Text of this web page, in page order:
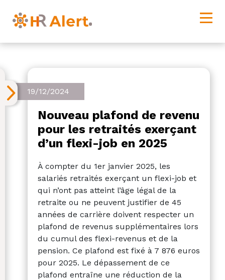
19/12/2024
Nouveau plafond de revenu
pour les retraités exerçant
d’un flexi-job en 2025
À compter du 1er janvier 2025, les
salariés retraités exerçant un flexi-job et
qui n’ont pas atteint l’âge légal de la
retraite ou ne peuvent justifier de 45
années de carrière doivent respecter un
plafond de revenus supplémentaires lors
du cumul des flexi-revenus et de la
pension. Ce plafond est fixé à 7 876 euros
pour 2025. Le dépassement de ce
plafond entraîne une réduction de la